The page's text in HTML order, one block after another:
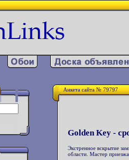
Анкета сайта № 79797
Golden Key -
Экстренное вскрытие
области. Мастер